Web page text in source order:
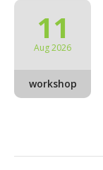
11
Aug 2026
workshop